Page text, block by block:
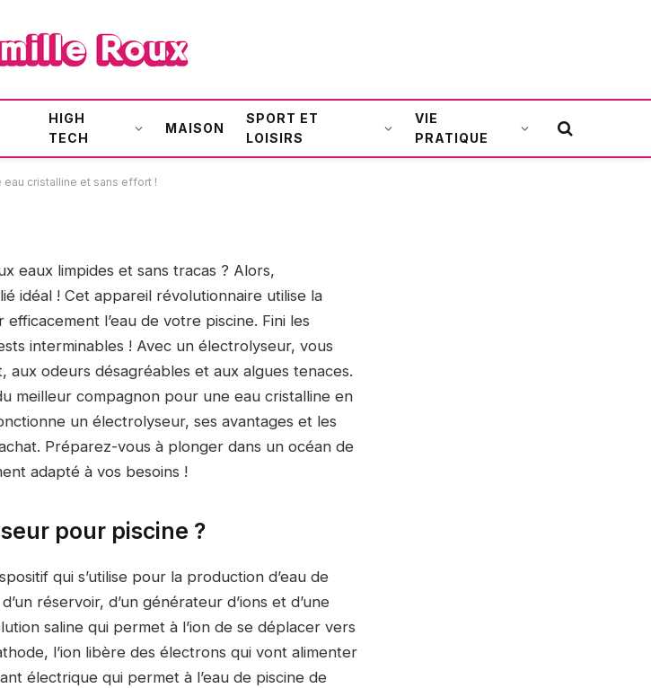
HIGH
TECH
MAISON
SPORT ET
LOISIRS
VIE
PRATIQUE
cristalline et sans effort !
compagnon
!
eaux limpides et sans tracas ? Alors,
idéal ! Cet appareil révolutionnaire utilise la
l’eau de votre piscine. Fini les
interminables ! Avec un électrolyseur, vous
aux odeurs désagréables et aux algues tenaces.
meilleur compagnon pour une eau cristalline en
un électrolyseur, ses avantages et les
Préparez-vous à plonger dans un océan de
adapté à vos besoins !
pour piscine ?
qui s’utilise pour la production d’eau de
réservoir, d’un générateur d’ions et d’une
saline qui permet à l’ion de se déplacer vers
l’ion libère des électrons qui vont alimenter
électrique qui permet à l’eau de piscine de